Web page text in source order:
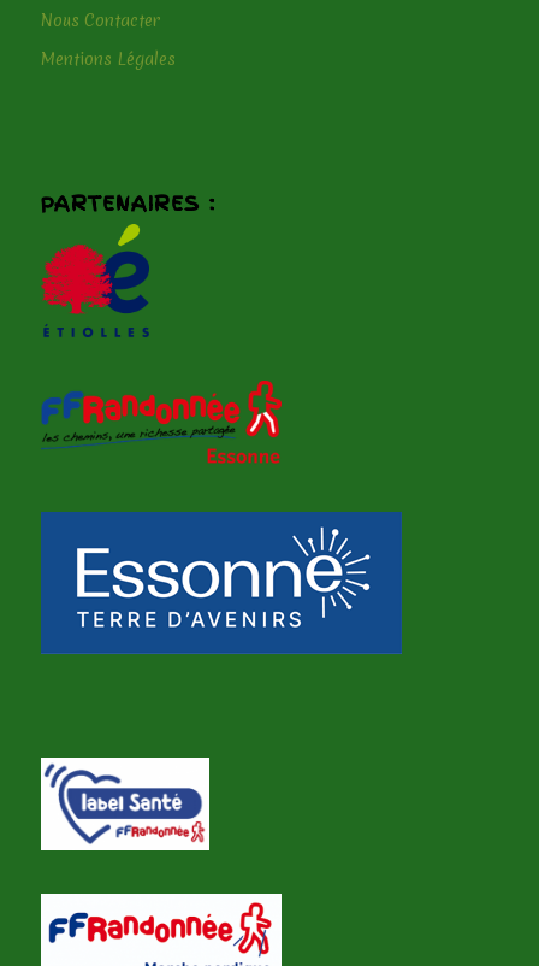
Nous Contacter
Mentions Légales
PARTENAIRES :